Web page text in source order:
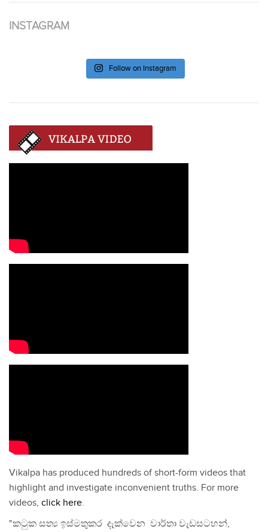
INSTAGRAM
Follow on Instagram
Vikalpa has produced hundreds of short-form videos that
highlight and investigate inconvenient truths. For more
videos, click here.
"කටුක සත්‍ය ඉස්මතුකර දැක්වෙන වාර්තා වැඩසටහන්,